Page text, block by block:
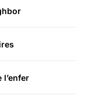
l’enfer